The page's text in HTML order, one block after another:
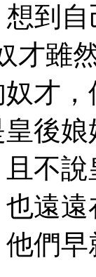
到自
才雖
才
後
不
遠
們